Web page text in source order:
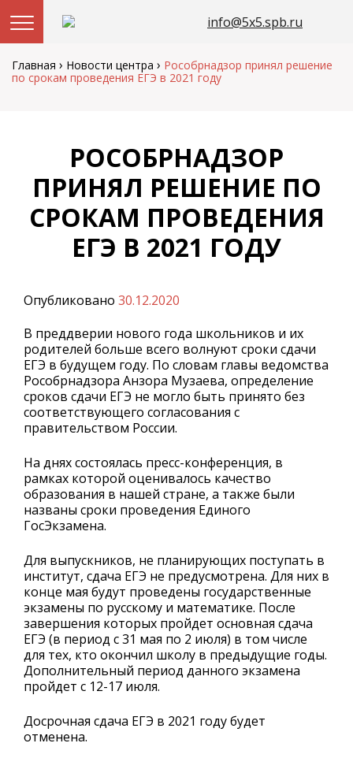
Перейти
содержанию
info@5x5.spb.ru
Главная › Новости центра › Рособрнадзор принял решение
по срокам проведения ЕГЭ в 2021 году
РОСОБРНАДЗОР
ПРИНЯЛ РЕШЕНИЕ ПО
СРОКАМ ПРОВЕДЕНИЯ
ЕГЭ В 2021 ГОДУ
Опубликовано 30.12.2020
В преддверии нового года школьников и их
родителей больше всего волнуют сроки сдачи
ЕГЭ в будущем году. По словам главы ведомства
Рособрнадзора Анзора Музаева, определение
сроков сдачи ЕГЭ не могло быть принято без
соответствующего согласования с
правительством России.
На днях состоялась пресс-конференция, в
рамках которой оценивалось качество
образования в нашей стране, а также были
названы сроки проведения Единого
ГосЭкзамена.
Для выпускников, не планирующих поступать в
институт, сдача ЕГЭ не предусмотрена. Для них в
конце мая будут проведены государственные
экзамены по русскому и математике. После
завершения которых пройдет основная сдача
ЕГЭ (в период с 31 мая по 2 июля) в том числе
для тех, кто окончил школу в предыдущие годы.
Дополнительный период данного экзамена
пройдет с 12-17 июля.
Досрочная сдача ЕГЭ в 2021 году будет
отменена.